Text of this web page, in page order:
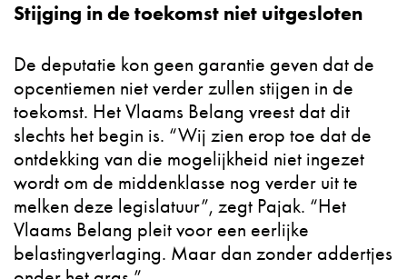
Stijging in de toekomst niet uitgesloten
De deputatie kon geen garantie geven dat de
opcentiemen niet verder zullen stijgen in de
toekomst. Het Vlaams Belang vreest dat dit
slechts het begin is. “Wij zien erop toe dat de
ontdekking van die mogelijkheid niet ingezet
wordt om de middenklasse nog verder uit te
melken deze legislatuur”, zegt Pajak. “Het
Vlaams Belang pleit voor een eerlijke
belastingverlaging. Maar dan zonder addertjes